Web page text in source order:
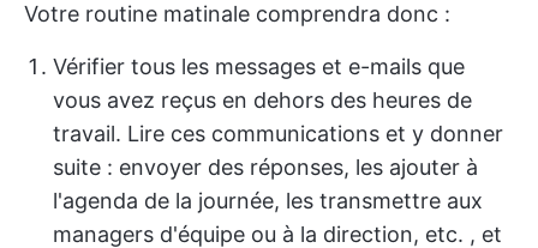
Votre routine matinale comprendra donc :
Vérifier tous les messages et e-mails que
vous avez reçus en dehors des heures de
travail. Lire ces communications et y donner
suite : envoyer des réponses, les ajouter à
l'agenda de la journée, les transmettre aux
managers d'équipe ou à la direction, etc. , et